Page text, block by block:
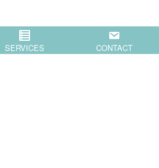
SERVICES CONTACT